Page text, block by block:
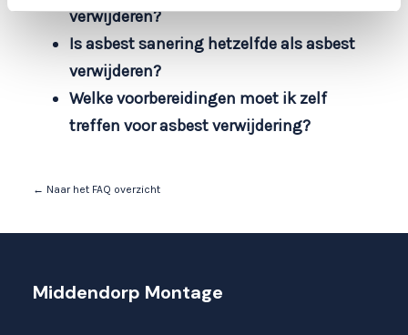
verwijderen?
Is asbest sanering hetzelfde als asbest
verwijderen?
Welke voorbereidingen moet ik zelf
treffen voor asbest verwijdering?
← Naar het FAQ overzicht
Middendorp Montage